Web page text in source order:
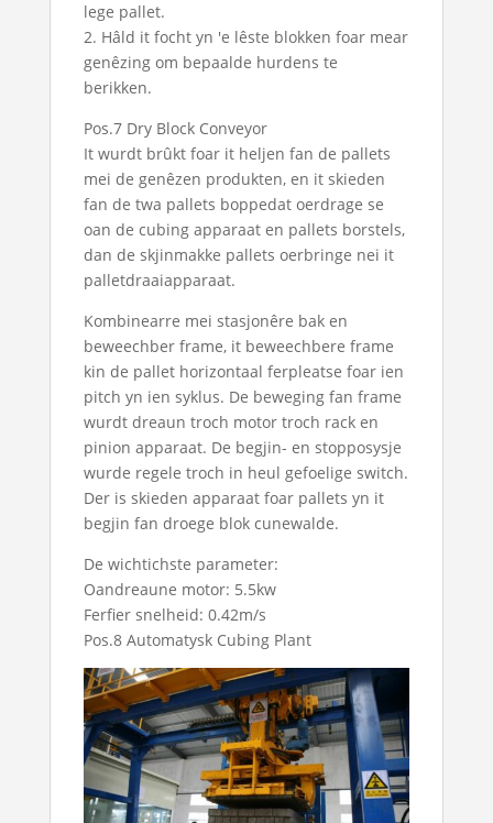
lege pallet.
2. Hâld it focht yn 'e lêste blokken foar mear
genêzing om bepaalde hurdens te
berikken.
Pos.7 Dry Block Conveyor
It wurdt brûkt foar it heljen fan de pallets
mei de genêzen produkten, en it skieden
fan de twa pallets boppedat oerdrage se
oan de cubing apparaat en pallets borstels,
dan de skjinmakke pallets oerbringe nei it
palletdraaiapparaat.
Kombinearre mei stasjonêre bak en
beweechber frame, it beweechbere frame
kin de pallet horizontaal ferpleatse foar ien
pitch yn ien syklus. De beweging fan frame
wurdt dreaun troch motor troch rack en
pinion apparaat. De begjin- en stopposysje
wurde regele troch in heul gefoelige switch.
Der is skieden apparaat foar pallets yn it
begjin fan droege blok cunewalde.
De wichtichste parameter:
Oandreaune motor: 5.5kw
Ferfier snelheid: 0.42m/s
Pos.8 Automatysk Cubing Plant